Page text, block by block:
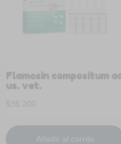
Flamosin compositum ad
us. vet.
Añadir al carrito